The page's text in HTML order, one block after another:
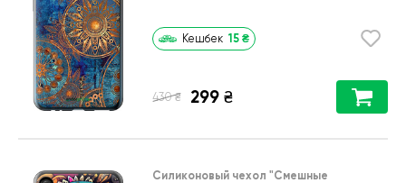
Кешбек 15 ₴
430 ₴ 299 ₴
Силиконовый чехол "Cмешные